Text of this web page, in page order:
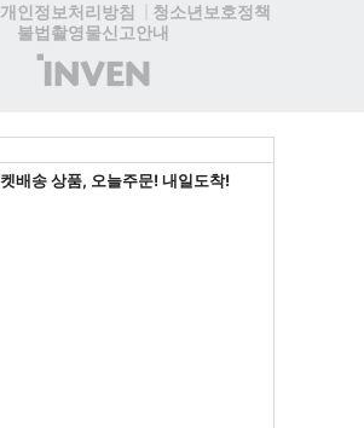
개인정보처리방침
청소년보호정책
불법촬영물신고안내
(주)
인